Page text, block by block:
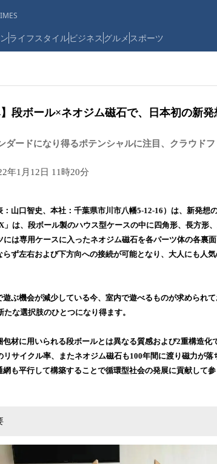
ライフスタイルビジネス グルメ スポーツ
】段ボール×ネオジム磁石で、日本初の新
ダードになり得るポテンシャルに注目、クラウド
年1月12日 11時20分
山口智史、本社：千葉県市川市八幡5-12-16）は、新発想
は、段ボール製のハウス型ケースの中に四角形、長方形
には専用ケースに入ったネオジム磁石を各パーツ体の各
ず左右および下方向への接続が可能となり、大人にも人
遊ぶ機会が減少している今、室内で遊べるものが求められ
な選択肢のひとつになり得ます。
包材に用いられる段ボールとは異なる質感および2重構造
リサイクル率、またネオジム磁石も100年間に渡り磁力が
も平行して構築することで循環型社会の発展に貢献して参